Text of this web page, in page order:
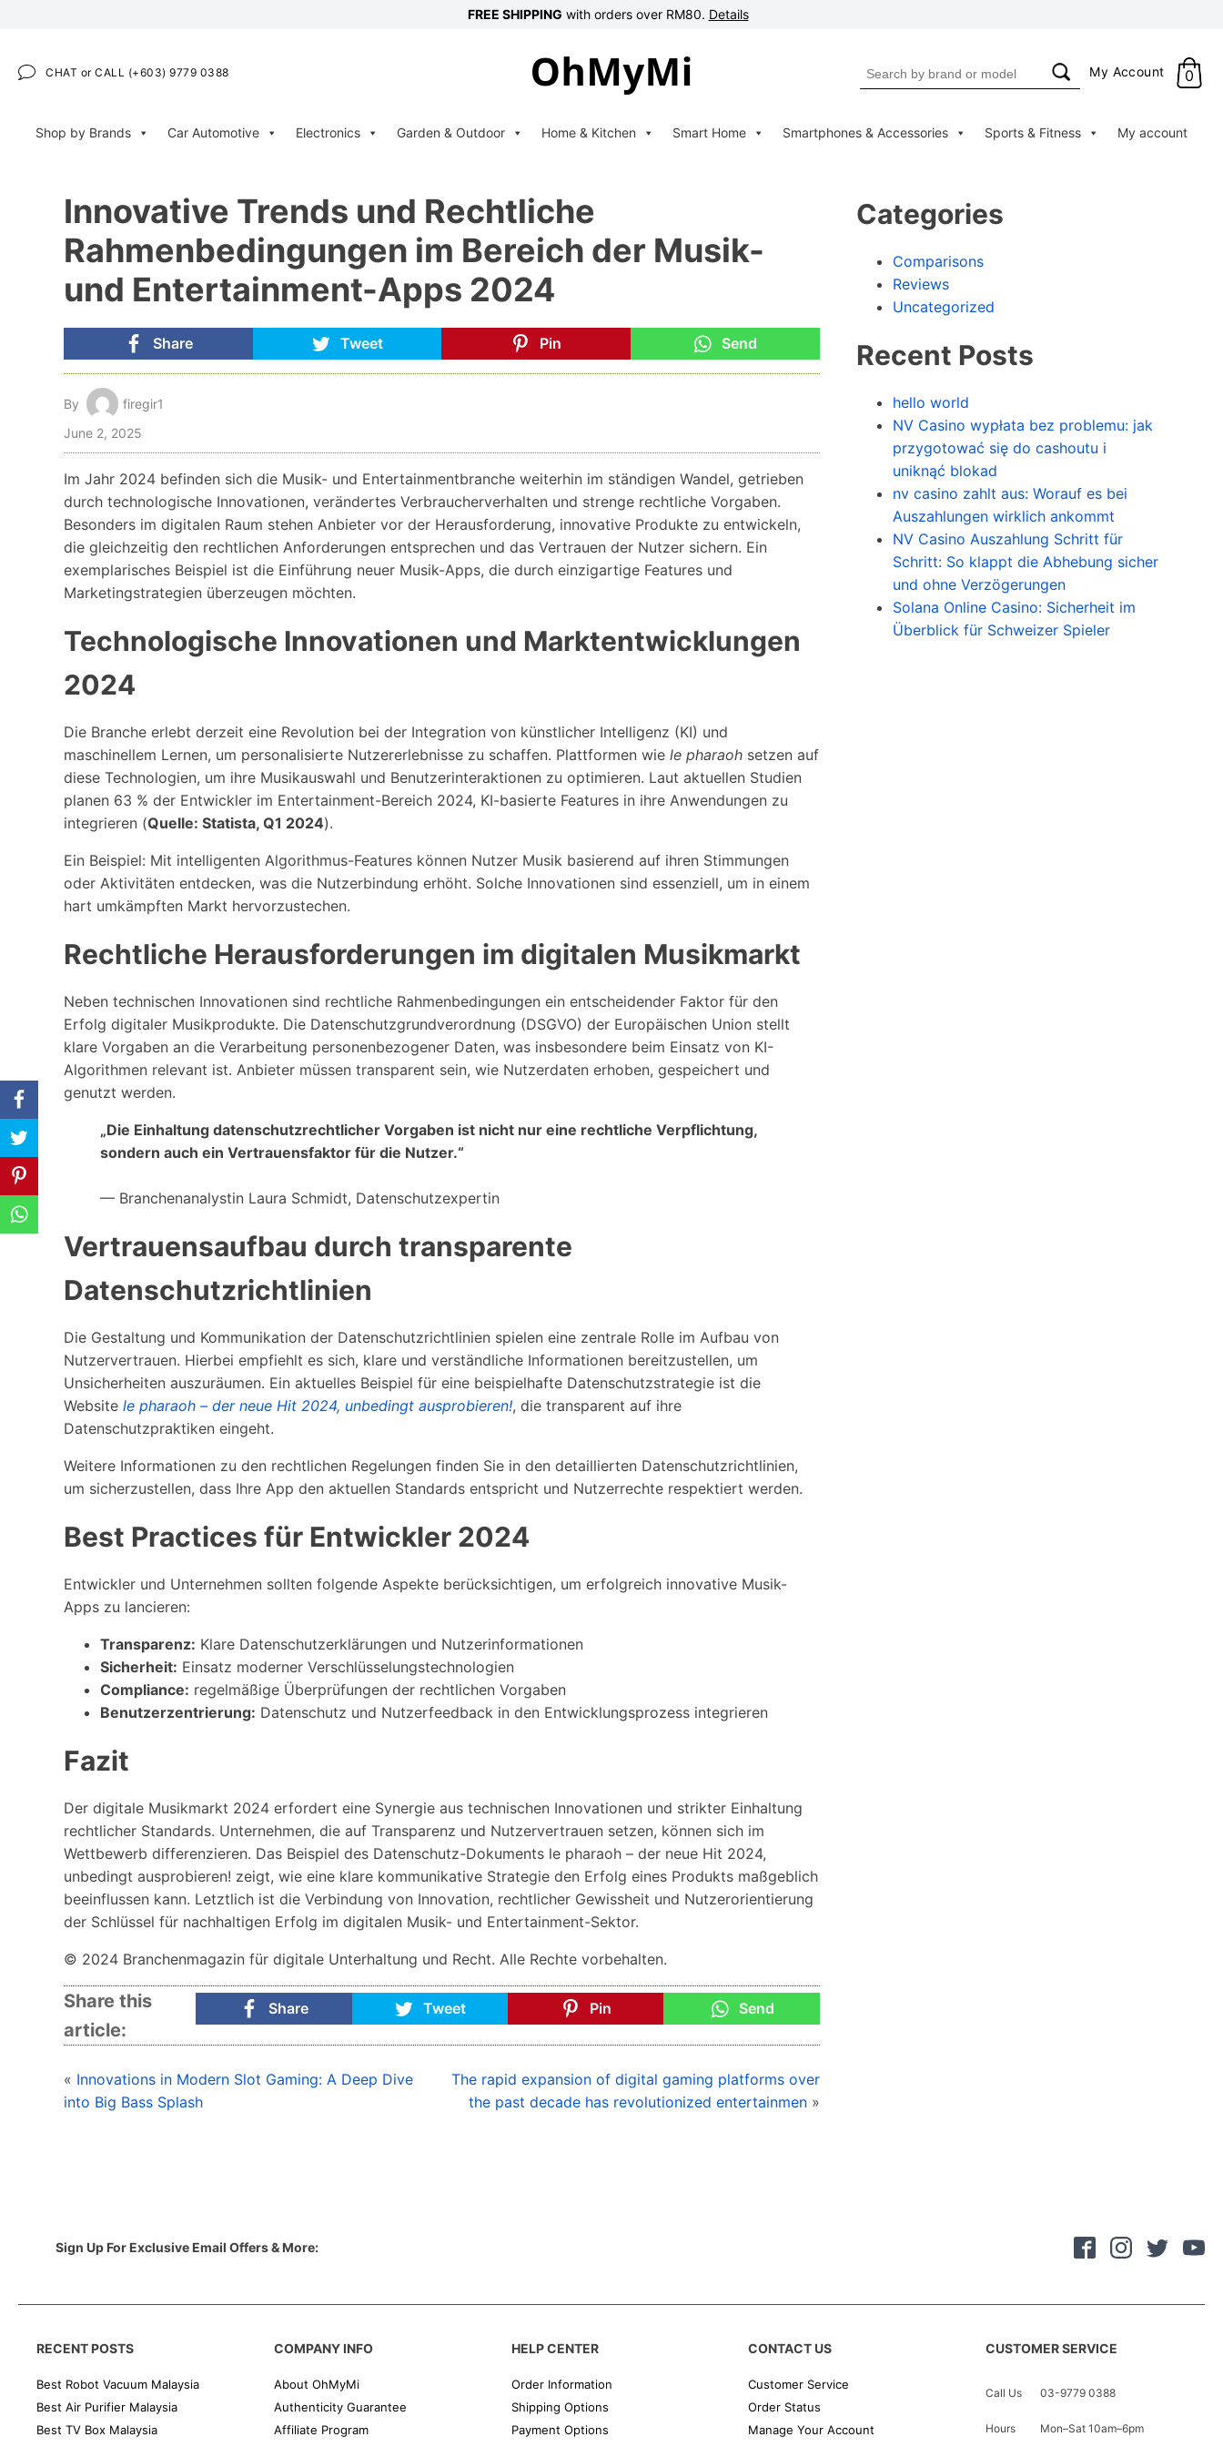
FREE SHIPPING with orders over RM80. Details
CHAT or CALL (+603) 9779 0388
Search
for:
My Account 0
Shop by Brands Car Automotive Electronics Garden & Outdoor Home & Kitchen Smart Home Smartphones & Accessories Sports & Fitness My account
Innovative Trends und Rechtliche
Rahmenbedingungen im Bereich der Musik-
und Entertainment-Apps 2024
Share Tweet Pin Send
By
firegir1
June 2, 2025
Im Jahr 2024 befinden sich die Musik- und Entertainmentbranche weiterhin im ständigen Wandel, getrieben
durch technologische Innovationen, verändertes Verbraucherverhalten und strenge rechtliche Vorgaben.
Besonders im digitalen Raum stehen Anbieter vor der Herausforderung, innovative Produkte zu entwickeln,
die gleichzeitig den rechtlichen Anforderungen entsprechen und das Vertrauen der Nutzer sichern. Ein
exemplarisches Beispiel ist die Einführung neuer Musik-Apps, die durch einzigartige Features und
Marketingstrategien überzeugen möchten.
Technologische Innovationen und Marktentwicklungen
2024
Die Branche erlebt derzeit eine Revolution bei der Integration von künstlicher Intelligenz (KI) und
maschinellem Lernen, um personalisierte Nutzererlebnisse zu schaffen. Plattformen wie le pharaoh setzen auf
diese Technologien, um ihre Musikauswahl und Benutzerinteraktionen zu optimieren. Laut aktuellen Studien
planen 63 % der Entwickler im Entertainment-Bereich 2024, KI-basierte Features in ihre Anwendungen zu
integrieren (Quelle: Statista, Q1 2024).
Ein Beispiel: Mit intelligenten Algorithmus-Features können Nutzer Musik basierend auf ihren Stimmungen
oder Aktivitäten entdecken, was die Nutzerbindung erhöht. Solche Innovationen sind essenziell, um in einem
hart umkämpften Markt hervorzustechen.
Rechtliche Herausforderungen im digitalen Musikmarkt
Neben technischen Innovationen sind rechtliche Rahmenbedingungen ein entscheidender Faktor für den
Erfolg digitaler Musikprodukte. Die Datenschutzgrundverordnung (DSGVO) der Europäischen Union stellt
klare Vorgaben an die Verarbeitung personenbezogener Daten, was insbesondere beim Einsatz von KI-
Algorithmen relevant ist. Anbieter müssen transparent sein, wie Nutzerdaten erhoben, gespeichert und
genutzt werden.
„Die Einhaltung datenschutzrechtlicher Vorgaben ist nicht nur eine rechtliche Verpflichtung,
sondern auch ein Vertrauensfaktor für die Nutzer.“
— Branchenanalystin Laura Schmidt, Datenschutzexpertin
Vertrauensaufbau durch transparente
Datenschutzrichtlinien
Die Gestaltung und Kommunikation der Datenschutzrichtlinien spielen eine zentrale Rolle im Aufbau von
Nutzervertrauen. Hierbei empfiehlt es sich, klare und verständliche Informationen bereitzustellen, um
Unsicherheiten auszuräumen. Ein aktuelles Beispiel für eine beispielhafte Datenschutzstrategie ist die
Website le pharaoh – der neue Hit 2024, unbedingt ausprobieren!, die transparent auf ihre
Datenschutzpraktiken eingeht.
Weitere Informationen zu den rechtlichen Regelungen finden Sie in den detaillierten Datenschutzrichtlinien,
um sicherzustellen, dass Ihre App den aktuellen Standards entspricht und Nutzerrechte respektiert werden.
Best Practices für Entwickler 2024
Entwickler und Unternehmen sollten folgende Aspekte berücksichtigen, um erfolgreich innovative Musik-
Apps zu lancieren:
Transparenz: Klare Datenschutzerklärungen und Nutzerinformationen
Sicherheit: Einsatz moderner Verschlüsselungstechnologien
Compliance: regelmäßige Überprüfungen der rechtlichen Vorgaben
Benutzerzentrierung: Datenschutz und Nutzerfeedback in den Entwicklungsprozess integrieren
Fazit
Der digitale Musikmarkt 2024 erfordert eine Synergie aus technischen Innovationen und strikter Einhaltung
rechtlicher Standards. Unternehmen, die auf Transparenz und Nutzervertrauen setzen, können sich im
Wettbewerb differenzieren. Das Beispiel des Datenschutz-Dokuments le pharaoh – der neue Hit 2024,
unbedingt ausprobieren! zeigt, wie eine klare kommunikative Strategie den Erfolg eines Produkts maßgeblich
beeinflussen kann. Letztlich ist die Verbindung von Innovation, rechtlicher Gewissheit und Nutzerorientierung
der Schlüssel für nachhaltigen Erfolg im digitalen Musik- und Entertainment-Sektor.
© 2024 Branchenmagazin für digitale Unterhaltung und Recht. Alle Rechte vorbehalten.
Share this
article:
Share Tweet Pin Send
« Innovations in Modern Slot Gaming: A Deep Dive
into Big Bass Splash
The rapid expansion of digital gaming platforms over
the past decade has revolutionized entertainmen»
Categories
Comparisons
Reviews
Uncategorized
Recent Posts
hello world
NV Casino wypłata bez problemu: jak
przygotować się do cashoutu i
uniknąć blokad
nv casino zahlt aus: Worauf es bei
Auszahlungen wirklich ankommt
NV Casino Auszahlung Schritt für
Schritt: So klappt die Abhebung sicher
und ohne Verzögerungen
Solana Online Casino: Sicherheit im
Überblick für Schweizer Spieler
Sign Up For Exclusive Email Offers & More:
RECENT POSTS
Best Robot Vacuum Malaysia
Best Air Purifier Malaysia
Best TV Box Malaysia
COMPANY INFO
About OhMyMi
Authenticity Guarantee
Affiliate Program
HELP CENTER
Order Information
Shipping Options
Payment Options
CONTACT US
Customer Service
Order Status
Manage Your Account
CUSTOMER SERVICE
Call Us 03-9779 0388
Hours Mon–Sat 10am–6pm